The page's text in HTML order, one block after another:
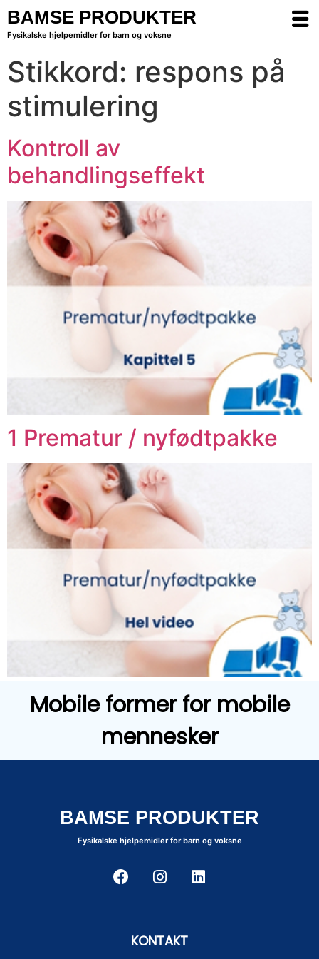
BAMSE PRODUKTER
Fysikalske hjelpemidler for barn og voksne
Stikkord: respons på
stimulering
Kontroll av
behandlingseffekt
1 Prematur / nyfødtpakke
Mobile former for mobile
mennesker
BAMSE PRODUKTER
Fysikalske hjelpemidler for barn og voksne
KONTAKT